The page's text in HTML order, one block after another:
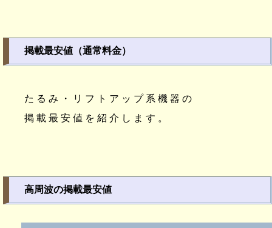
掲載最安値（通常料金）
たるみ・リフトアップ系機器の
掲載最安値を紹介します。
高周波の掲載最安値